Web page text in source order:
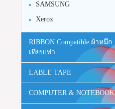
SAMSUNG
Xerox
RIBBON Compatible ผ้าหมึก
เทียบเท่า
LABLE TAPE
COMPUTER & NOTEBOOK